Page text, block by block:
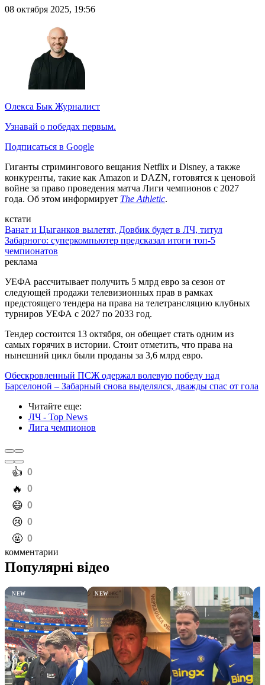
08 октября 2025, 19:56
Олекса Бык Журналист
Узнавай о победах первым.
Подписаться в Google
Гиганты стримингового вещания Netflix и Disney, а также
конкуренты, такие как Amazon и DAZN, готовятся к ценовой
войне за право проведения матча Лиги чемпионов с 2027
года. Об этом информирует The Athletic.
кстати
Ванат и Цыганков вылетят, Довбик будет в ЛЧ, титул
Забарного: суперкомпьютер предсказал итоги топ-5
чемпионатов
реклама
УЕФА рассчитывает получить 5 млрд евро за сезон от
следующей продажи телевизионных прав в рамках
предстоящего тендера на права на телетрансляцию клубных
турниров УЕФА с 2027 по 2033 год.
Тендер состоится 13 октября, он обещает стать одним из
самых горячих в истории. Стоит отметить, что права на
нынешний цикл были проданы за 3,6 млрд евро.
Обескровленный ПСЖ одержал волевую победу над
Барселоной – Забарный снова выделялся, дважды спас от гола
Читайте еще:
ЛЧ - Top News
Лига чемпионов
️👍 0
️🔥 0
️😄 0
️😢 0
️🤬 0
комментарии